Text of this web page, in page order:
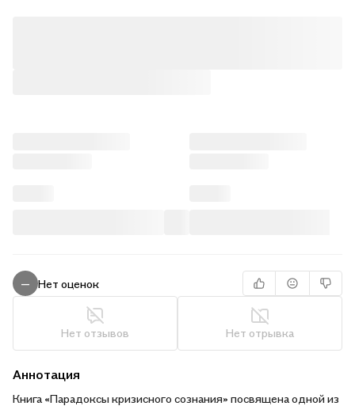
— Нет оценок
Нет отзывов Нет отрывка
Аннотация
Книга «Парадоксы кризисного сознания» посвящена одной из